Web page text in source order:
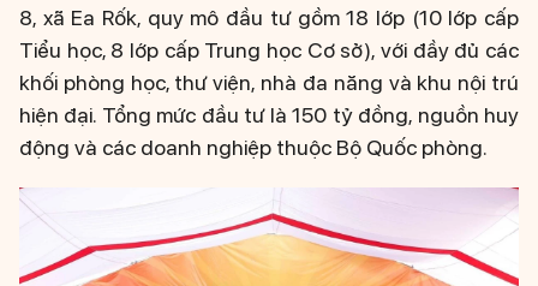
8, xã Ea Rốk, quy mô đầu tư gồm 18 lớp (10 lớp cấp
Tiểu học, 8 lớp cấp Trung học Cơ sở), với đầy đủ các
khối phòng học, thư viện, nhà đa năng và khu nội trú
hiện đại. Tổng mức đầu tư là 150 tỷ đồng, nguồn huy
động và các doanh nghiệp thuộc Bộ Quốc phòng.